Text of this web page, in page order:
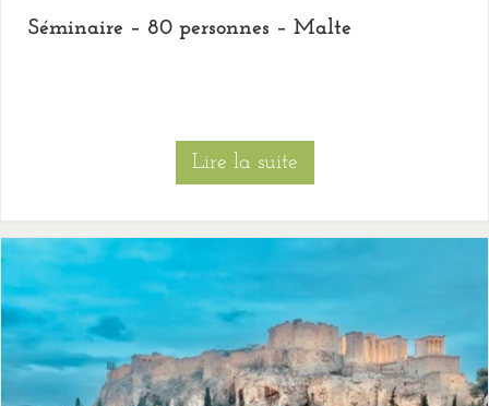
Séminaire – 80 personnes – Malte
Lire la suite